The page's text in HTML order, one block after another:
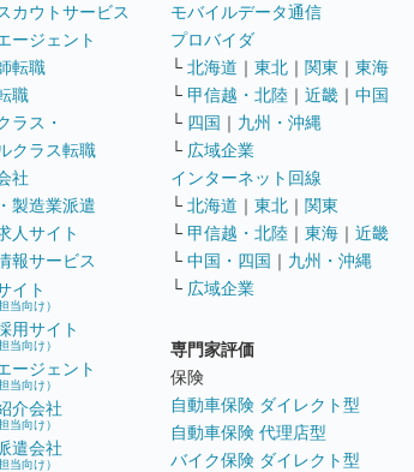
カウトサービス
ージェント
転職
職
ラス・
クラス転職
社
製造業派遣
人サイト
報サービス
イト
当向け）
用サイト
当向け）
ージェント
当向け）
介会社
当向け）
遣会社
当向け）
モバイルデータ通信
プロバイダ
└ 北海道 ｜ 東北 ｜ 関東 ｜ 東海
└ 甲信越・北陸 ｜ 近畿 ｜ 中国
└ 四国 ｜ 九州・沖縄
└ 広域企業
インターネット回線
└ 北海道 ｜ 東北 ｜ 関東
└ 甲信越・北陸 ｜ 東海 ｜ 近畿
└ 中国・四国 ｜ 九州・沖縄
└ 広域企業
専門家評価
保険
自動車保険 ダイレクト型
自動車保険 代理店型
バイク保険 ダイレクト型